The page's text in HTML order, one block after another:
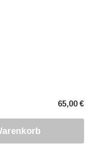
65,00 €